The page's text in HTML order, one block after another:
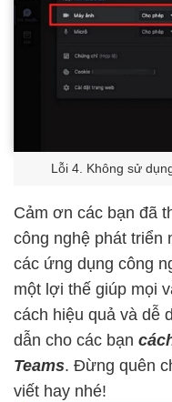
Lỗi 4. Không sử
Cảm ơn các bạn đã
công nghệ phát triển
các ứng dụng công
một lợi thế giúp mọi
cách hiệu quả và dễ
dẫn cho các bạn
Teams. Đừng quên
viết hay nhé!